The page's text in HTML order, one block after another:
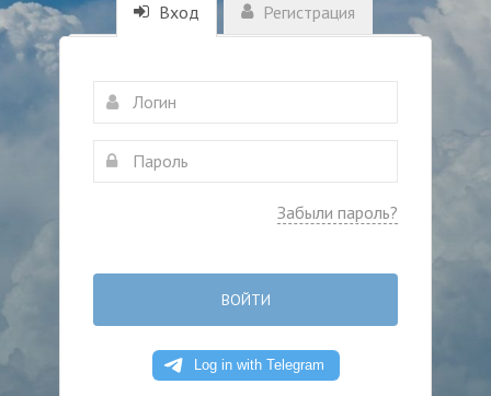
Вход Регистрация
Забыли пароль?
ВОЙТИ